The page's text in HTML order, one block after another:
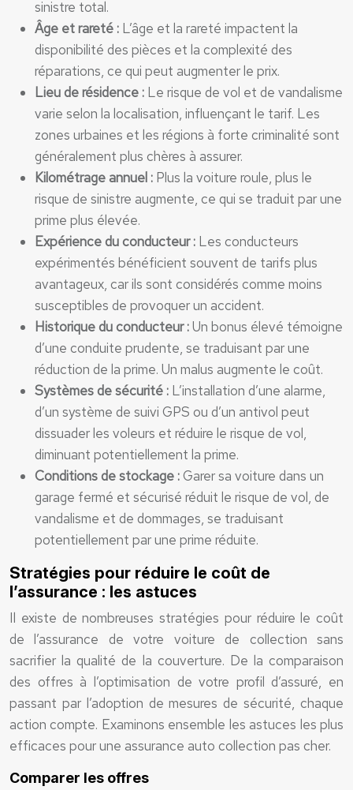
sinistre total.
Âge et rareté : L’âge et la rareté impactent la
disponibilité des pièces et la complexité des
réparations, ce qui peut augmenter le prix.
Lieu de résidence : Le risque de vol et de vandalisme
varie selon la localisation, influençant le tarif. Les
zones urbaines et les régions à forte criminalité sont
généralement plus chères à assurer.
Kilométrage annuel : Plus la voiture roule, plus le
risque de sinistre augmente, ce qui se traduit par une
prime plus élevée.
Expérience du conducteur : Les conducteurs
expérimentés bénéficient souvent de tarifs plus
avantageux, car ils sont considérés comme moins
susceptibles de provoquer un accident.
Historique du conducteur :Un bonus élevé témoigne
d’une conduite prudente, se traduisant par une
réduction de la prime. Un malus augmente le coût.
Systèmes de sécurité : L’installation d’une alarme,
d’un système de suivi GPS ou d’un antivol peut
dissuader les voleurs et réduire le risque de vol,
diminuant potentiellement la prime.
Conditions de stockage :Garer sa voiture dans un
garage fermé et sécurisé réduit le risque de vol, de
vandalisme et de dommages, se traduisant
potentiellement par une prime réduite.
Stratégies pour réduire le coût de
l’assurance : les astuces
Il existe de nombreuses stratégies pour réduire le coût
de l’assurance de votre voiture de collection sans
sacrifier la qualité de la couverture. De la comparaison
des offres à l’optimisation de votre profil d’assuré, en
passant par l’adoption de mesures de sécurité, chaque
action compte. Examinons ensemble les astuces les plus
efficaces pour une assurance auto collection pas cher.
Comparer les offres